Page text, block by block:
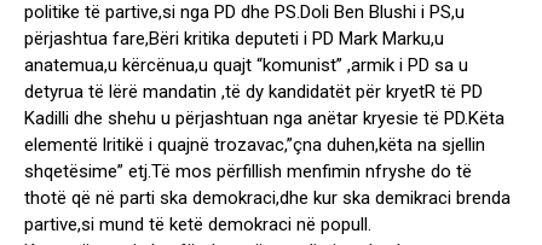
politike të partive,si nga PD dhe PS.Doli Ben Blushi i PS,u
përjashtua fare,Bëri kritika deputeti i PD Mark Marku,u
anatemua,u kërcënua,u quajt “komunist” ,armik i PD sa u
detyrua të lërë mandatin ,të dy kandidatët për kryetR të PD
Kadilli dhe shehu u përjashtuan nga anëtar kryesie të PD.Këta
elementë lritikë i quajnë trozavac,”çna duhen,këta na sjellin
shqetësime” etj.Të mos përfillish menfimin nfryshe do të
thotë që në parti ska demokraci,dhe kur ska demikraci brenda
partive,si mund të ketë demokraci në popull.